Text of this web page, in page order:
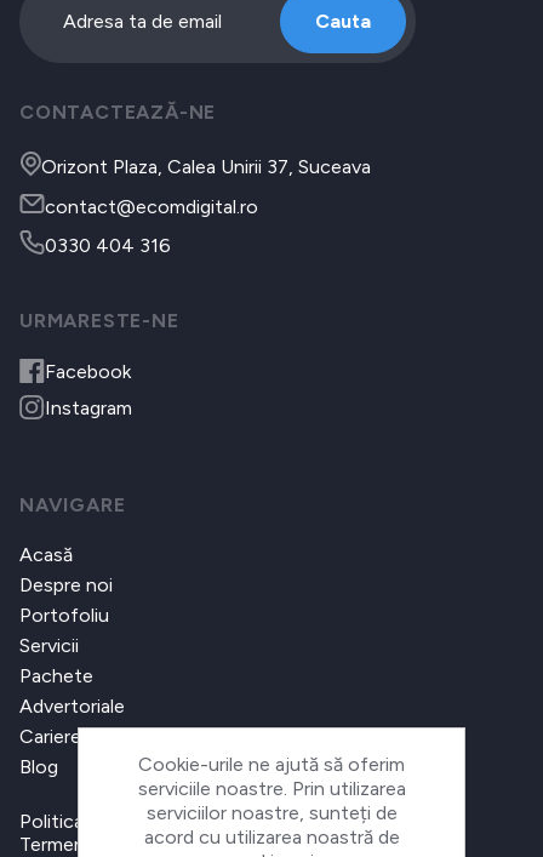
Cauta
CONTACTEAZĂ-NE
Orizont Plaza, Calea Unirii 37, Suceava
contact@ecomdigital.ro
0330 404 316
URMARESTE-NE
Facebook
Instagram
NAVIGARE
Acasă
Despre noi
Portofoliu
Servicii
Pachete
Advertoriale
Cariere
Blog
Politica de confidențialitate
Termeni și condiții
Cookie-urile ne ajută să oferim
serviciile noastre. Prin utilizarea
serviciilor noastre, sunteți de
acord cu utilizarea noastră de